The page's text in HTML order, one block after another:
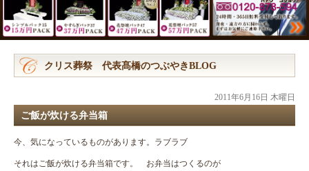
クリス葬祭 代表髙橋のつぶやきBLOG
2011年6月16日 木曜日
ご飯が炊ける弁当箱
今、気になっているものがあります。ラブラブ
それはご飯が炊ける弁当箱です。 お弁当はつくるのが